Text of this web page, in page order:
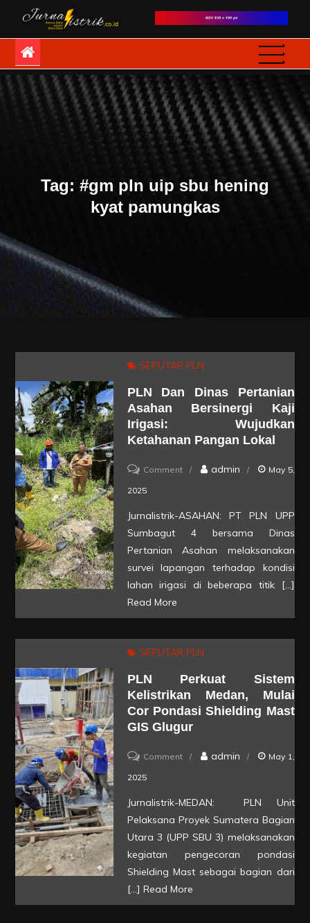
contentJurnaListrik
Semua Mata adalah
Mata-Mata
Tag: #gm pln uip sbu hening
kyat pamungkas
SEPUTAR PLN
PLN Dan Dinas Pertanian
Asahan Bersinergi Kaji
Irigasi: Wujudkan
Ketahanan Pangan Lokal
Commenton
Pertanian
Asahan
Bersinergi
Wujudkan
Pangan
Lokal
admin May 5,
2025
Jurnalistrik-ASAHAN: PT PLN UPP
Sumbagut 4 bersama Dinas
Pertanian Asahan melaksanakan
survei lapangan terhadap kondisi
lahan irigasi di beberapa titik […]
Read More
SEPUTAR PLN
PLN Perkuat Sistem
Kelistrikan Medan, Mulai
Cor Pondasi Shielding Mast
GIS Glugur
Commenton
Kelistrikan
Medan,
Mulai
Cor
admin May 1,
2025
Jurnalistrik-MEDAN: PLN Unit
Pelaksana Proyek Sumatera Bagian
Utara 3 (UPP SBU 3) melaksanakan
kegiatan pengecoran pondasi
Shielding Mast sebagai bagian dari
[…] Read More